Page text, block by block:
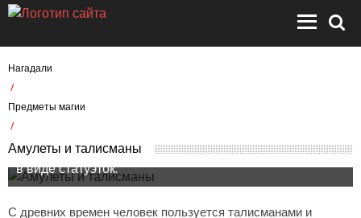
Нагадали
/
Предметы магии
/
Амулеты и талисманы
любовь, деньги. Носят их обычно на груди или хранят
в виде статуэток.
С древних времен человек пользуется талисманами и